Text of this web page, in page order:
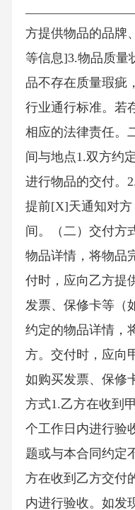
方提供物品的品牌
等信息]3.物品质量
品不存在质量瑕疵
行业通行标准。若
相应的法律责任。
间与地点1.双方约
进行物品的交付。
提前[X]天通知对
间。（二）交付方
物品详情，将物品
付时，应向乙方提
发票、保修卡等（
约定的物品详情，
方。交付时，应向
如购买发票、保修
方式1.乙方在收到
个工作日内进行验
题或与本合同约定
方在收到乙方交付
内进行验收。如发